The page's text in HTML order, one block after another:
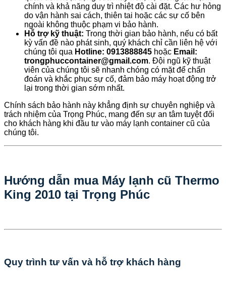
chính và khả năng duy trì nhiệt độ cài đặt. Các hư hỏng
do vận hành sai cách, thiên tai hoặc các sự cố bên
ngoài không thuộc phạm vi bảo hành.
Hỗ trợ kỹ thuật: Trong thời gian bảo hành, nếu có bất
kỳ vấn đề nào phát sinh, quý khách chỉ cần liên hệ với
chúng tôi qua Hotline: 0913888845 hoặc Email:
trongphuccontainer@gmail.com. Đội ngũ kỹ thuật
viên của chúng tôi sẽ nhanh chóng có mặt để chẩn
đoán và khắc phục sự cố, đảm bảo máy hoạt động trở
lại trong thời gian sớm nhất.
Chính sách bảo hành này khẳng định sự chuyên nghiệp và
trách nhiệm của Trọng Phúc, mang đến sự an tâm tuyệt đối
cho khách hàng khi đầu tư vào máy lạnh container cũ của
chúng tôi.
Hướng dẫn mua Máy lạnh cũ Thermo
King 2010 tại Trọng Phúc
Quy trình tư vấn và hỗ trợ khách hàng